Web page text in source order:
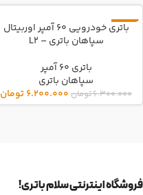
-2%
باتری خودرویی 60 آمپر اوربیتال
سپاهان باتری – L2
باتری 60 آمپر
سپاهان باتری
6.300.000تومان 6.200.000تومان
فروشگاه اینترنتی سلام باتری!